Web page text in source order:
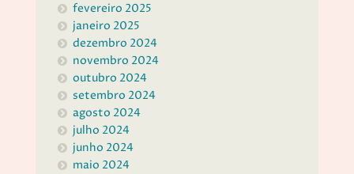
fevereiro 2025
janeiro 2025
dezembro 2024
novembro 2024
outubro 2024
setembro 2024
agosto 2024
julho 2024
junho 2024
maio 2024